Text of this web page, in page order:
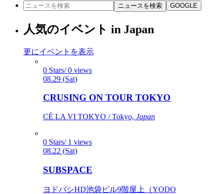
ニュースを検索 GOOGLE
人気のイベント in Japan
更にイベントを表示
0 Stars/ 0 views
08.29 (Sat)
CRUSING ON TOUR TOKYO
CÉ LA VI TOKYO / Tokyo, Japan
0 Stars/ 1 views
08.22 (Sat)
SUBSPACE
ヨドバシHD池袋ビル9階屋上（YODO